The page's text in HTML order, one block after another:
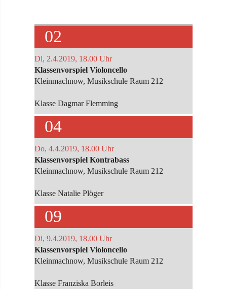
02
Di, 2.4.2019, 18.00 Uhr
Klassenvorspiel Violoncello
Kleinmachnow, Musikschule Raum 212
Klasse Dagmar Flemming
04
Do, 4.4.2019, 18.00 Uhr
Klassenvorspiel Kontrabass
Kleinmachnow, Musikschule Raum 212
Klasse Natalie Plöger
09
Di, 9.4.2019, 18.00 Uhr
Klassenvorspiel Violoncello
Kleinmachnow, Musikschule Raum 212
Klasse Franziska Borleis